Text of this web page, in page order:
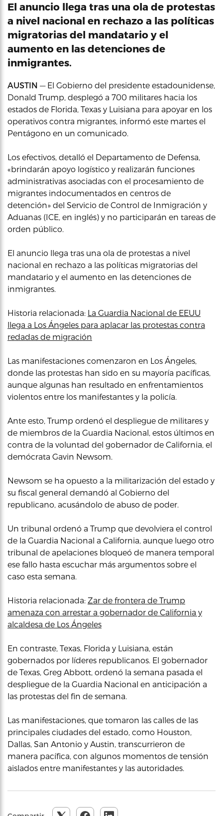
El anuncio llega tras una ola de protestas
a nivel nacional en rechazo a las políticas
migratorias del mandatario y el
aumento en las detenciones de
inmigrantes.
AUSTIN — El Gobierno del presidente estadounidense,
Donald Trump, desplegó a 700 militares hacia los
estados de Florida, Texas y Luisiana para apoyar en los
operativos contra migrantes, informó este martes el
Pentágono en un comunicado.
Los efectivos, detalló el Departamento de Defensa,
«brindarán apoyo logístico y realizarán funciones
administrativas asociadas con el procesamiento de
migrantes indocumentados en centros de
detención» del Servicio de Control de Inmigración y
Aduanas (ICE, en inglés) y no participarán en tareas de
orden público.
El anuncio llega tras una ola de protestas a nivel
nacional en rechazo a las políticas migratorias del
mandatario y el aumento en las detenciones de
inmigrantes.
Historia relacionada: La Guardia Nacional de EEUU
llega a Los Ángeles para aplacar las protestas contra
redadas de migración
Las manifestaciones comenzaron en Los Ángeles,
donde las protestas han sido en su mayoría pacíficas,
aunque algunas han resultado en enfrentamientos
violentos entre los manifestantes y la policía.
Ante esto, Trump ordenó el despliegue de militares y
de miembros de la Guardia Nacional, estos últimos en
contra de la voluntad del gobernador de California, el
demócrata Gavin Newsom.
Newsom se ha opuesto a la militarización del estado y
su fiscal general demandó al Gobierno del
republicano, acusándolo de abuso de poder.
Un tribunal ordenó a Trump que devolviera el control
de la Guardia Nacional a California, aunque luego otro
tribunal de apelaciones bloqueó de manera temporal
ese fallo hasta escuchar más argumentos sobre el
caso esta semana.
Historia relacionada: Zar de frontera de Trump
amenaza con arrestar a gobernador de California y
alcaldesa de Los Ángeles
En contraste, Texas, Florida y Luisiana, están
gobernados por líderes republicanos. El gobernador
de Texas, Greg Abbott, ordenó la semana pasada el
despliegue de la Guardia Nacional en anticipación a
las protestas del fin de semana.
Las manifestaciones, que tomaron las calles de las
principales ciudades del estado, como Houston,
Dallas, San Antonio y Austin, transcurrieron de
manera pacífica, con algunos momentos de tensión
aislados entre manifestantes y las autoridades.